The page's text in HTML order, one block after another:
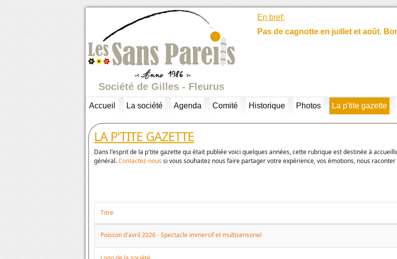
Société de Gilles - Fleurus
En bref:
Pas de cagnotte en juillet et août.
Accueil La société Agenda Comité Historique Photos La p'tite gazette
LA P'TITE GAZETTE
Dans l'esprit de la p'tite gazette qui était publiée voici quelques années, cette rubrique est destinée à
général.Contactez-noussi vous souhaitez nous faire partager votre expérience, vos émotions, nous
Titre
Poisson d'avril 2026 - Spectacle immersif et multisensoriel